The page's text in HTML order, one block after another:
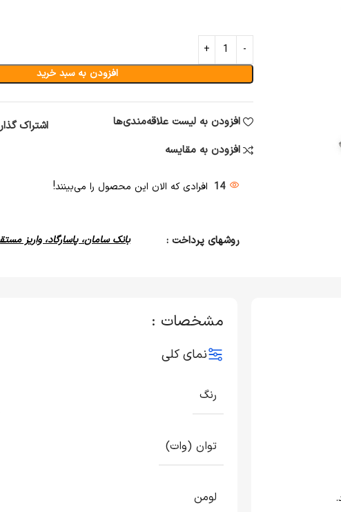
افزودن به سبد خرید
افزودن به لیست علاقه‌مندی‌ها
افزودن به مقایسه
اشتراک
14 افرادی که الان این محصول را می‌بینند!
روشهای پرداخت : بانک سامان، پاسارگاد، واریز
مشخصات :
نمای کلی
رنگ
توان (وات)
لومن